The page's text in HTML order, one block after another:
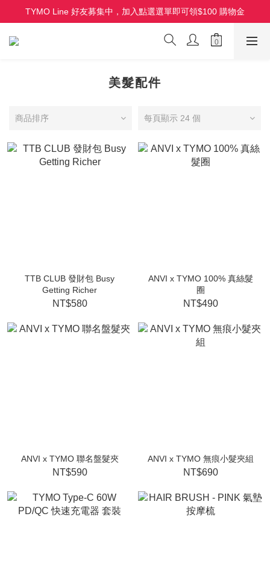
HOLO 3D 水潤離子夾 全新上市 首批限量
TYMO Line 好友募集中，加入點選選單即可領$100 購物金
HOLO 3D 水潤離子夾 全新上市 首批限量
美髮配件
商品排序 每頁顯示 24 個
TTB CLUB 發財包 Busy
Getting Richer
NT$580
ANVI x TYMO 100% 真絲髮
圈
NT$490
ANVI x TYMO 聯名盤髮夾
NT$590
ANVI x TYMO 無痕小髮夾組
NT$690